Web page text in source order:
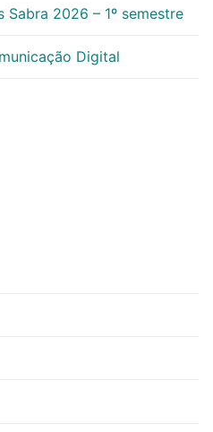
2026 – 1º semestre
Digital